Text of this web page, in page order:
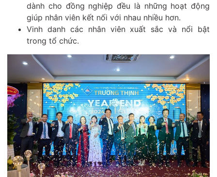
dành cho đồng nghiệp đều là những hoạt động
giúp nhân viên kết nối với nhau nhiều hơn.
Vinh danh các nhân viên xuất sắc và nổi bật
trong tổ chức.